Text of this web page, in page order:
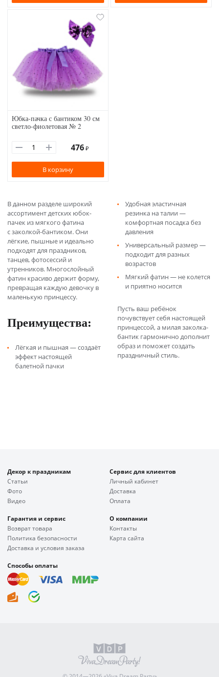
Юбка-пачка с бантиком 30 см
светло-фиолетовая № 2
476 ₽
В корзину
В данном разделе широкий
ассортимент детских юбок-
пачек из мягкого фатина
с заколкой-бантиком. Они
лёгкие, пышные и идеально
подходят для праздников,
танцев, фотосессий и
утренников. Многослойный
фатин красиво держит форму,
превращая каждую девочку в
маленькую принцессу.
Преимущества:
Лёгкая и пышная — создаёт
эффект настоящей
балетной пачки
Удобная эластичная
резинка на талии —
комфортная посадка без
давления
Универсальный размер —
подходит для разных
возрастов
Мягкий фатин — не колется
и приятно носится
Пусть ваш ребёнок
почувствует себя настоящей
принцессой, а милая заколка-
бантик гармонично дополнит
образ и поможет создать
праздничный стиль.
Декор к праздникам
Статьи
Фото
Видео
Сервис для клиентов
Личный кабинет
Доставка
Оплата
Гарантия и сервис
Возврат товара
Политика безопасности
Доставка и условия заказа
О компании
Контакты
Карта сайта
Способы оплаты